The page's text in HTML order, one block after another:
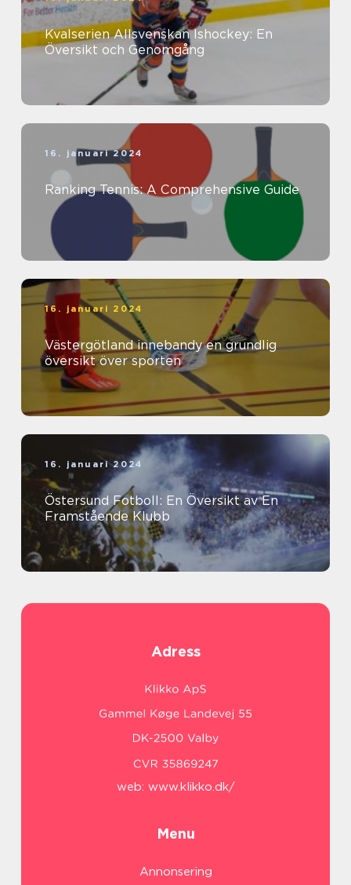
Kvalserien Allsvenskan Ishockey: En
Översikt och Genomgång
16. januari 2024
Ranking Tennis: A Comprehensive Guide
16. januari 2024
Västergötland innebandy en grundlig
översikt över sporten
16. januari 2024
Östersund Fotboll: En Översikt av En
Framstående Klubb
Adress
web: www.klikko.dk/
Menu
Annonsering